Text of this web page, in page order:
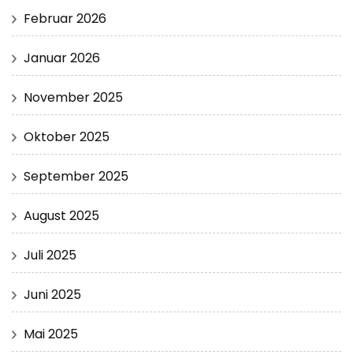
Februar 2026
Januar 2026
November 2025
Oktober 2025
September 2025
August 2025
Juli 2025
Juni 2025
Mai 2025